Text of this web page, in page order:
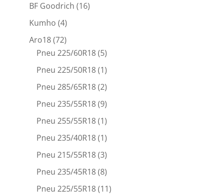
BF Goodrich (16)
Kumho (4)
Aro18(72)
Pneu 225/60R18(5)
Pneu 225/50R18(1)
Pneu 285/65R18(2)
Pneu 235/55R18(9)
Pneu 255/55R18(1)
Pneu 235/40R18(1)
Pneu 215/55R18(3)
Pneu 235/45R18(8)
Pneu 225/55R18(11)